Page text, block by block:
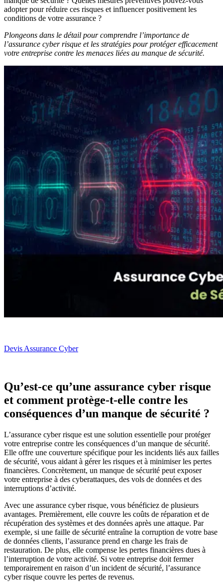
adopter pour réduire ces risques et influencer positivement les
conditions de votre assurance ?
Plongeons dans le détail pour comprendre l’importance de
l’assurance cyber risque et les stratégies pour protéger efficacement
votre entreprise contre les menaces liées au manque de sécurité.
Devis Assurance Cyber
Qu’est-ce qu’une assurance cyber risque
et comment protège-t-elle contre les
conséquences d’un manque de sécurité ?
L’assurance cyber risque est une solution essentielle pour protéger
votre entreprise contre les conséquences d’un manque de sécurité.
Elle offre une couverture spécifique pour les incidents liés aux failles
de sécurité, vous aidant à gérer les risques et à minimiser les pertes
financières. Concrètement, un manque de sécurité peut exposer
votre entreprise à des cyberattaques, des vols de données et des
interruptions d’activité.
Avec une assurance cyber risque, vous bénéficiez de plusieurs
avantages. Premièrement, elle couvre les coûts de réparation et de
récupération des systèmes et des données après une attaque. Par
exemple, si une faille de sécurité entraîne la corruption de votre base
de données clients, l’assurance prend en charge les frais de
restauration. De plus, elle compense les pertes financières dues à
l’interruption de votre activité. Si votre entreprise doit fermer
temporairement en raison d’un incident de sécurité, l’assurance
cyber risque couvre les pertes de revenus.